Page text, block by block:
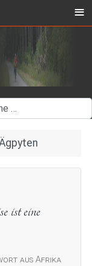
aus Afrika
ist eine
≡